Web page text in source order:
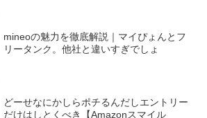
mineoの魅力を徹底解説｜マイぴょんとフ
リータンク。他社と違いすぎでしょ
どーせなにかしらポチるんだしエントリー
だけはしとくべき【Amazonスマイル